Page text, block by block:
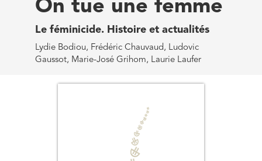
On tue une femme
Le féminicide. Histoire et actualités
Lydie Bodiou, Frédéric Chauvaud, Ludovic
Gaussot, Marie-José Grihom, Laurie Laufer